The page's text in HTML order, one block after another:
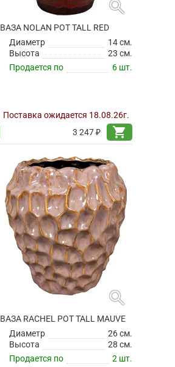
search
ВАЗА NOLAN POT TALL RED
Диаметр
14 см.
Высота
23 см.
Продается по
6 шт.
Поставка ожидается 18.08.26г.
3 247 ₽
shopping_cart
search
ВАЗА RACHEL POT TALL MAUVE
Диаметр
26 см.
Высота
28 см.
Продается по
2 шт.